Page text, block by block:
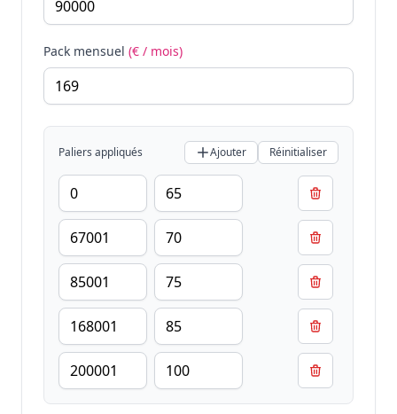
Pack mensuel (€ / mois)
Paliers appliqués Ajouter Réinitialiser